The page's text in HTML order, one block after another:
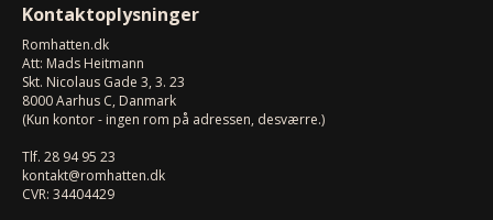
Kontaktoplysninger
Romhatten.dk
Att: Mads Heitmann
Skt. Nicolaus Gade 3, 3. 23
8000Aarhus C, Danmark
(Kun kontor - ingen rom på adressen, desværre.)
Tlf. 28 94 95 23
kontakt@romhatten.dk
CVR: 34404429